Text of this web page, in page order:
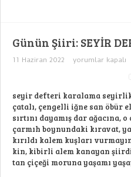
Günün Şiiri: SEYİR
11 Haziran 2022
Günün
için
yorumlar kapalı
seyir defteri karalama
çatalı, çengelli iğne san öbür
sırtını dayamış dar ağacına,
çarmıh boynundaki kıravat,
kırıldı kalem kuşları
kin, kibirli alem kanayan
tan çiçeği moruna yaşamı